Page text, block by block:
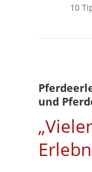
10
und